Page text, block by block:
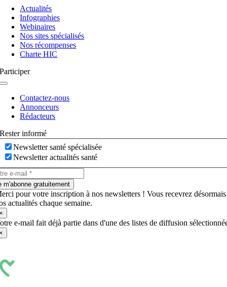
basculeActualités
Infographies
Webinaires
Nos sites spécialisés
Nos récompenses
Charte HIC
Participer
Navigation
basculeContactez-nous
Annonceurs
Rédacteurs
Rester informé
Newsletter santé spécialisée
Newsletter actualités santé
m'abonne gratuitement
pour votre inscription à nos newsletters ! Vous recevrez désormais
actualités chaque semaine.
e-mail fait déjà partie dans d'une des listes de diffusion